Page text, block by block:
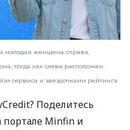
женщина справа,
тогда как слева расположен
сервиса и звездочками рейтинга.
Поделитесь
Minfin и